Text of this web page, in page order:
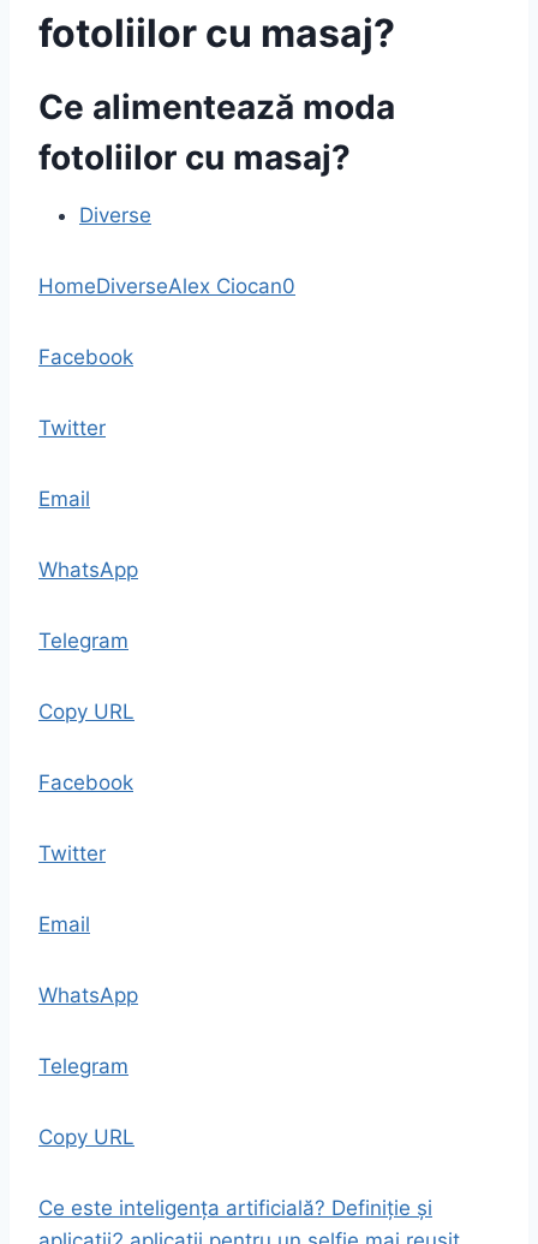
fotoliilor cu masaj?
Ce alimentează moda
fotoliilor cu masaj?
Diverse
HomeDiverseAlex Ciocan0
Facebook
Twitter
Email
WhatsApp
Telegram
Copy URL
Facebook
Twitter
Email
WhatsApp
Telegram
Copy URL
Ce este inteligența artificială? Definiție și